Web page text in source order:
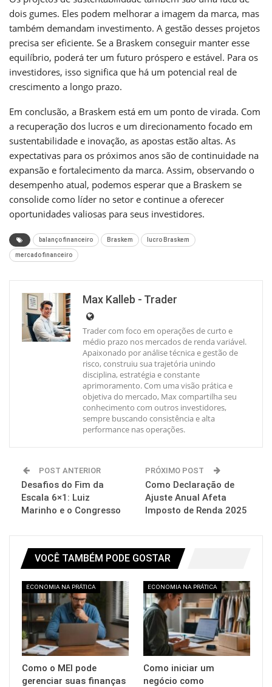
dois gumes. Eles podem melhorar a imagem da marca, mas
também demandam investimento. A gestão desses projetos
precisa ser eficiente. Se a Braskem conseguir manter esse
equilíbrio, poderá ter um futuro próspero e estável. Para os
investidores, isso significa que há um potencial real de
crescimento a longo prazo.
Em conclusão, a Braskem está em um ponto de virada. Com
a recuperação dos lucros e um direcionamento focado em
sustentabilidade e inovação, as apostas estão altas. As
expectativas para os próximos anos são de continuidade na
expansão e fortalecimento da marca. Assim, observando o
desempenho atual, podemos esperar que a Braskem se
consolide como líder no setor e continue a oferecer
oportunidades valiosas para seus investidores.
balanço financeiro Braskem lucro Braskem
mercado financeiro
Max Kalleb - Trader
Trader com foco em operações de curto e
médio prazo nos mercados de renda variável.
Apaixonado por análise técnica e gestão de
risco, construiu sua trajetória unindo
disciplina, estratégia e constante
aprimoramento. Com uma visão prática e
objetiva do mercado, Max compartilha seu
conhecimento com outros investidores,
sempre buscando consistência e alta
performance nas operações.
POST ANTERIOR
Desafios do Fim da
Escala 6×1: Luiz
Marinho e o Congresso
PRÓXIMO POST
Como Declaração de
Ajuste Anual Afeta
Imposto de Renda 2025
VOCÊ TAMBÉM PODE GOSTAR
ECONOMIA NA PRÁTICA
Como o MEI pode
gerenciar suas finanças
ECONOMIA NA PRÁTICA
Como iniciar um
negócio como